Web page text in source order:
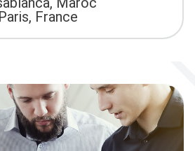
Paris, France